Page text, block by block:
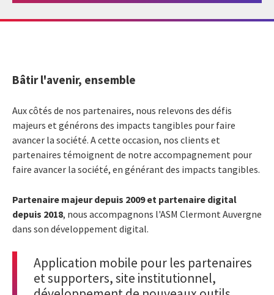
Bâtir l'avenir, ensemble
Aux côtés de nos partenaires, nous relevons des défis
majeurs et générons des impacts tangibles pour faire
avancer la société. A cette occasion, nos clients et
partenaires témoignent de notre accompagnement pour
faire avancer la société, en générant des impacts tangibles.
Partenaire majeur depuis 2009 et partenaire digital
depuis 2018, nous accompagnons l'ASM Clermont Auvergne
dans son développement digital.
Application mobile pour les partenaires
et supporters, site institutionnel,